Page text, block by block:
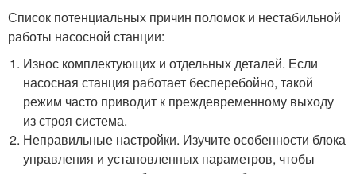
Список потенциальных причин поломок и нестабильной
работы насосной станции:
Износ комплектующих и отдельных деталей. Если
насосная станция работает бесперебойно, такой
режим часто приводит к преждевременному выходу
из строя система.
Неправильные настройки. Изучите особенности блока
управления и установленных параметров, чтобы